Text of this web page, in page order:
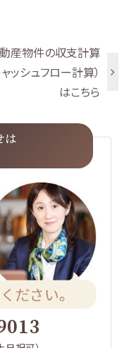
産物件の収支計算
ャッシュフロー計算）
はこちら
は